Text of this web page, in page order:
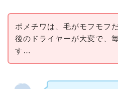
ポメチワは、毛がモフモフ
後のドライヤーが大変で、
す…